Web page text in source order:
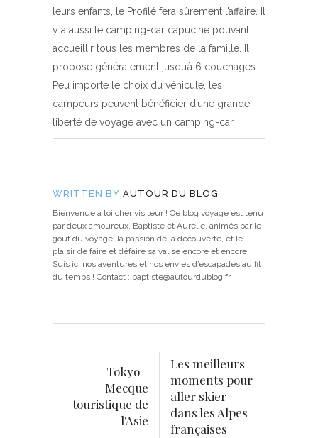
leurs enfants, le Profilé fera sûrement l’affaire. Il
y a aussi le camping-car capucine pouvant
accueillir tous les membres de la famille. Il
propose généralement jusqu’à 6 couchages.
Peu importe le choix du véhicule, les
campeurs peuvent bénéficier d’une grande
liberté de voyage avec un camping-car.
WRITTEN BY AUTOUR DU BLOG
Bienvenue à toi cher visiteur ! Ce blog voyage est tenu
par deux amoureux, Baptiste et Aurélie, animés par le
goût du voyage, la passion de la découverte, et le
plaisir de faire et défaire sa valise encore et encore.
Suis ici nos aventures et nos envies d’escapades au fil
du temps ! Contact : baptiste@autourdublog.fr.
Tokyo -
Mecque
touristique de
l'Asie
Les meilleurs
moments pour
aller skier
dans les Alpes
françaises